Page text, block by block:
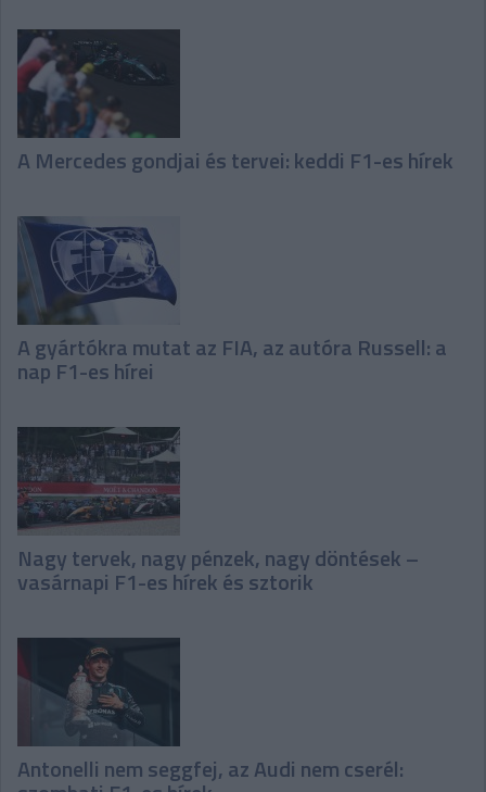
A Mercedes gondjai és tervei: keddi F1-es hírek
A gyártókra mutat az FIA, az autóra Russell: a
nap F1-es hírei
Nagy tervek, nagy pénzek, nagy döntések –
vasárnapi F1-es hírek és sztorik
Antonelli nem seggfej, az Audi nem cserél: